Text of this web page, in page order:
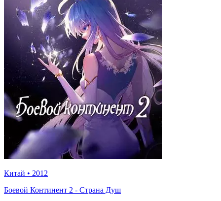
Китай • 2012
Боевой Континент 2 - Страна Душ